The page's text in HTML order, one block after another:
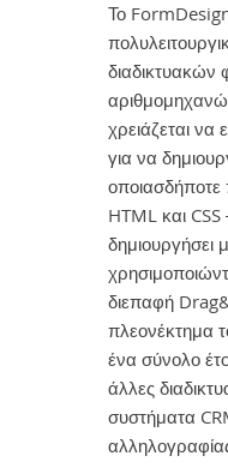
Το
χρειάζεται να
για να
HTML και
δημιουργήσει
διεπαφή
πλεονέκτημα
ένα σύνολο
άλλες
συστήματα